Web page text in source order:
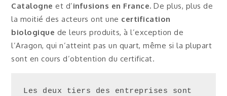
Catalogne et d’infusions en France. De plus, plus de
la moitié des acteurs ont une certification
biologique de leurs produits, à l’exception de
l’Aragon, qui n’atteint pas un quart, même si la plupart
sont en cours d’obtention du certificat.
Les deux tiers des entreprises sont